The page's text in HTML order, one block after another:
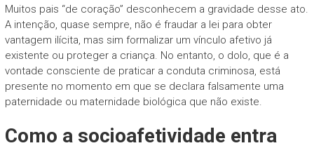
Muitos pais “de coração” desconhecem a gravidade desse ato.
A intenção, quase sempre, não é fraudar a lei para obter
vantagem ilícita, mas sim formalizar um vínculo afetivo já
existente ou proteger a criança. No entanto, o dolo, que é a
vontade consciente de praticar a conduta criminosa, está
presente no momento em que se declara falsamente uma
paternidade ou maternidade biológica que não existe.
Como a socioafetividade entra